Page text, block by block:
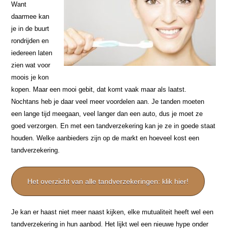
Want
daarmee kan
je in de buurt
rondrijden en
iedereen laten
zien wat voor
moois je kon
kopen. Maar een mooi gebit, dat komt vaak maar als laatst.
Nochtans heb je daar veel meer voordelen aan. Je tanden moeten
een lange tijd meegaan, veel langer dan een auto, dus je moet ze
goed verzorgen. En met een tandverzekering kan je ze in goede staat
houden. Welke aanbieders zijn op de markt en hoeveel kost een
tandverzekering.
Het overzicht van alle tandverzekeringen: klik hier!
Je kan er haast niet meer naast kijken, elke mutualiteit heeft wel een
tandverzekering in hun aanbod. Het lijkt wel een nieuwe hype onder